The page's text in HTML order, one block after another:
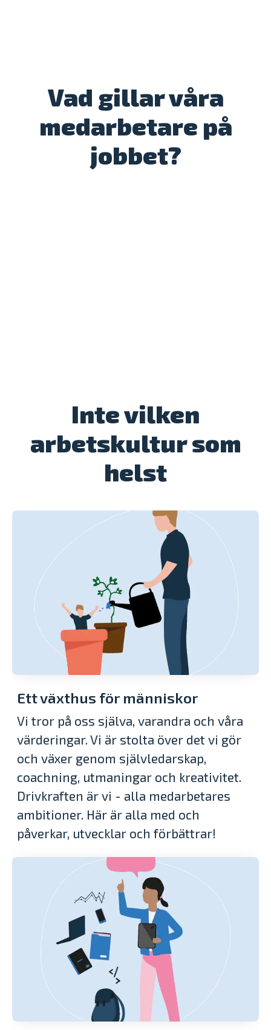
Vad gillar våra
medarbetare på
jobbet?
Inte vilken
arbetskultur som
helst
Ett växthus för människor
Vi tror på oss själva, varandra och våra
värderingar. Vi är stolta över det vi gör
och växer genom självledarskap,
coachning, utmaningar och kreativitet.
Drivkraften är vi - alla medarbetares
ambitioner. Här är alla med och
påverkar, utvecklar och förbättrar!